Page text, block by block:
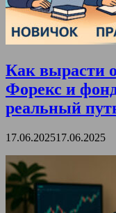
Как вырасти
Форекс и
реальный
17.06.202517.06.2025